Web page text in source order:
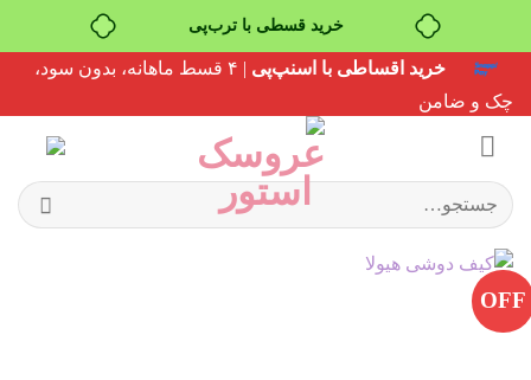
خرید قسطی با ترب‌پی
خرید اقساطی با اسنپ‌پی
| ۴ قسط ماهانه، بدون سود،
چک و ضامن
جستجو
برای:
OFF